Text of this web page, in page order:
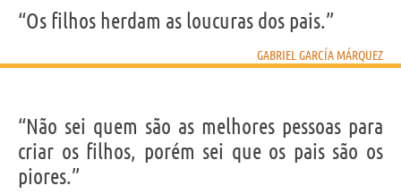
“Os filhos herdam as loucuras dos pais.”
GABRIEL GARCÍA MÁRQUEZ
“Não sei quem são as melhores pessoas para
criar os filhos, porém sei que os pais são os
piores.”